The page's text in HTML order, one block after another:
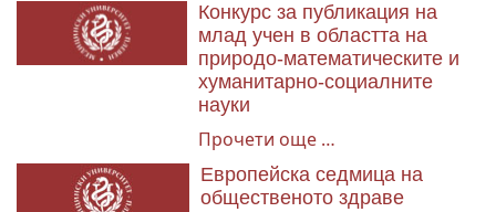
Конкурс за публикация на
млад учен в областта на
природо-математическите и
хуманитарно-социалните
науки
Прочети още …
Европейска седмица на
общественото здраве